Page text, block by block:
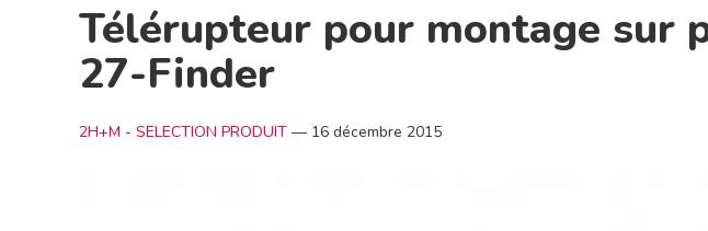
Télérupteur pour montage sur
27-Finder
2H+M - SELECTION PRODUIT — 16 décembre 2015